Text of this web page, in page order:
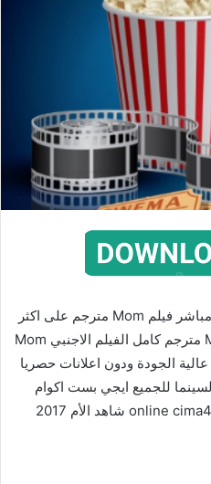
مشاهدة اون لاين وتحميل برابط مباشر فيلم Mom مترجم على اكثر
من سيرفر عالي فيلم Mom 2017 مترجم كامل الفيلم الاجنبي Mom
الجودة ودون اعلانات حصريا
للجميع ايجي بست اكوام